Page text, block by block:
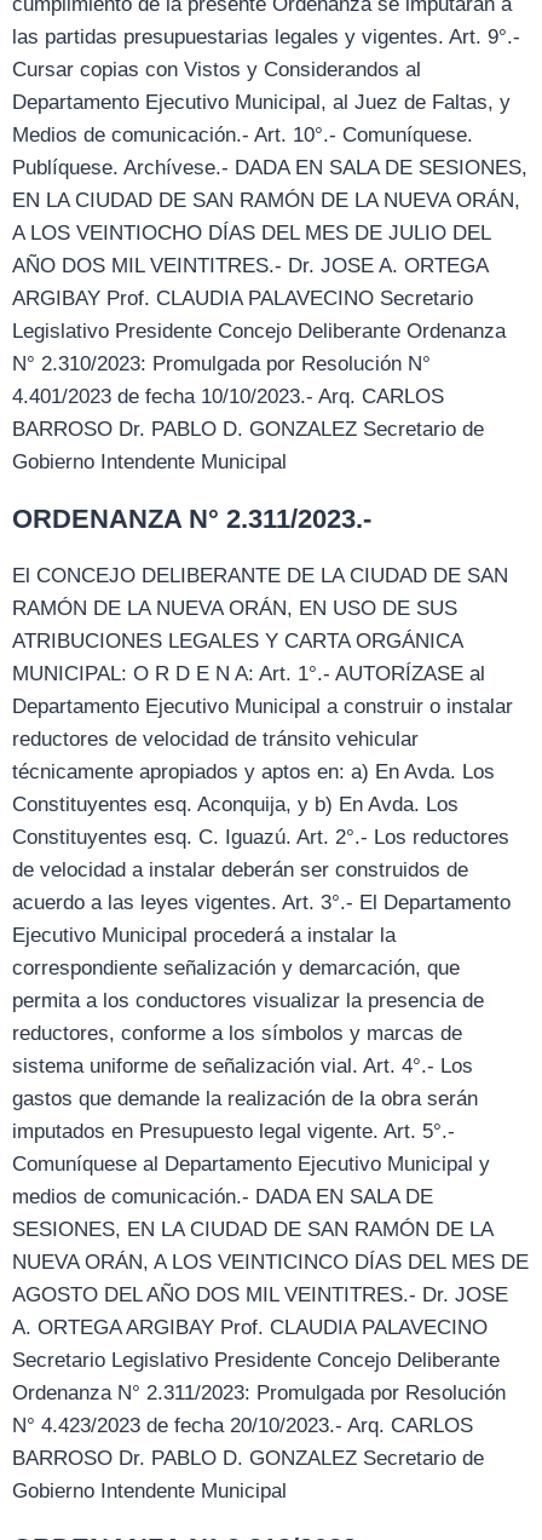
las partidas presupuestarias legales y vigentes. Art. 9°.-
Cursar copias con Vistos y Considerandos al
Departamento Ejecutivo Municipal, al Juez de Faltas, y
Medios de comunicación.- Art. 10°.- Comuníquese.
Publíquese. Archívese.- DADA EN SALA DE SESIONES,
EN LA CIUDAD DE SAN RAMÓN DE LA NUEVA ORÁN,
A LOS VEINTIOCHO DÍAS DEL MES DE JULIO DEL
AÑO DOS MIL VEINTITRES.- Dr. JOSE A. ORTEGA
ARGIBAY Prof. CLAUDIA PALAVECINO Secretario
Legislativo Presidente Concejo Deliberante Ordenanza
N° 2.310/2023: Promulgada por Resolución N°
4.401/2023 de fecha 10/10/2023.- Arq. CARLOS
BARROSO Dr. PABLO D. GONZALEZ Secretario de
Gobierno Intendente Municipal
ORDENANZA N° 2.311/2023.-
El CONCEJO DELIBERANTE DE LA CIUDAD DE SAN
RAMÓN DE LA NUEVA ORÁN, EN USO DE SUS
ATRIBUCIONES LEGALES Y CARTA ORGÁNICA
MUNICIPAL: O R D E N A: Art. 1°.- AUTORÍZASE al
Departamento Ejecutivo Municipal a construir o instalar
reductores de velocidad de tránsito vehicular
técnicamente apropiados y aptos en: a) En Avda. Los
Constituyentes esq. Aconquija, y b) En Avda. Los
Constituyentes esq. C. Iguazú. Art. 2°.- Los reductores
de velocidad a instalar deberán ser construidos de
acuerdo a las leyes vigentes. Art. 3°.- El Departamento
Ejecutivo Municipal procederá a instalar la
correspondiente señalización y demarcación, que
permita a los conductores visualizar la presencia de
reductores, conforme a los símbolos y marcas de
sistema uniforme de señalización vial. Art. 4°.- Los
gastos que demande la realización de la obra serán
imputados en Presupuesto legal vigente. Art. 5°.-
Comuníquese al Departamento Ejecutivo Municipal y
medios de comunicación.- DADA EN SALA DE
SESIONES, EN LA CIUDAD DE SAN RAMÓN DE LA
NUEVA ORÁN, A LOS VEINTICINCO DÍAS DEL MES DE
AGOSTO DEL AÑO DOS MIL VEINTITRES.- Dr. JOSE
A. ORTEGA ARGIBAY Prof. CLAUDIA PALAVECINO
Secretario Legislativo Presidente Concejo Deliberante
Ordenanza N° 2.311/2023: Promulgada por Resolución
N° 4.423/2023 de fecha 20/10/2023.- Arq. CARLOS
BARROSO Dr. PABLO D. GONZALEZ Secretario de
Gobierno Intendente Municipal